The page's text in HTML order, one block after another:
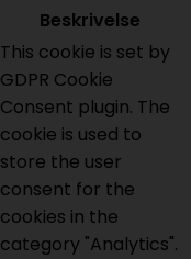
Beskrivelse
This cookie is set by
GDPR Cookie
Consent plugin. The
cookie is used to
store the user
consent for the
cookies in the
category "Analytics".